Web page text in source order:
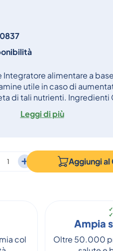
Integratore alimentare a
utile in caso di
di tali nutrienti. Ingredienti
Leggi di più
Aggiungi al
col
Ampia
Oltre 50.000